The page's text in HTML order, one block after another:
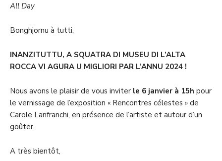
All Day
Bonghjornu à tutti,
INANZITUTTU, A SQUATRA DI MUSEU DI L’ALTA
ROCCA VI AGURA U MIGLIORI PAR L’ANNU 2024 !
Nous avons le plaisir de vous inviter le 6 janvier à 15h pour
le vernissage de l’exposition « Rencontres célestes » de
Carole Lanfranchi, en présence de l’artiste et autour d’un
goûter.
A très bientôt,